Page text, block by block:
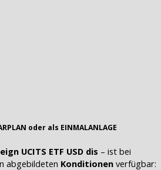
oder als EINMALANLAGE
UCITS ETF USD dis – ist bei
abgebildeten Konditionen verfügbar: